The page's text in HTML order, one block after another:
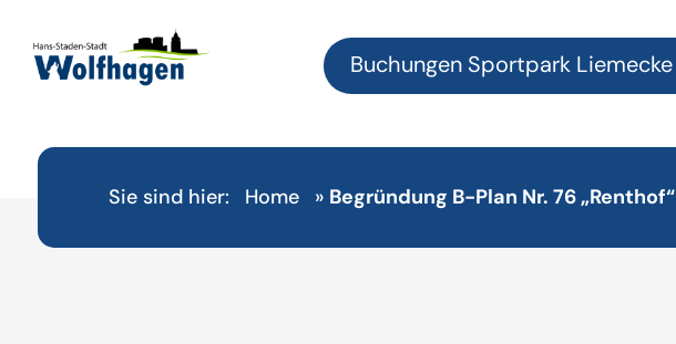
Buchungen Sportpark Liemecke
Sie sind hier: Home » Begründung B-Plan Nr. 76 „Renthof“